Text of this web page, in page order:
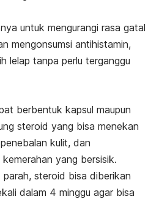
untuk mengurangi rasa gatal
mengonsumsi antihistamin,
lelap tanpa perlu terganggu
berbentuk kapsul maupun
steroid yang bisa menekan
kulit, dan
yang bersisik.
steroid bisa diberikan
dalam 4 minggu agar bisa